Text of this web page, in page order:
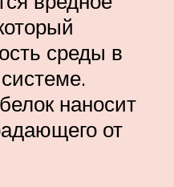
среды в
наносит
от